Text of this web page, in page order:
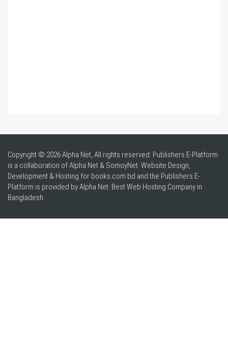
Copyright © 2026 Alpha Net, All rights reserved. Publishers E-Platform
is a collaboration of Alpha Net & SomoyNet. Website Design,
Development & Hosting for books.com.bd and the Publishers E-
Platform is provided by Alpha Net. BestWeb Hosting Company in
Bangladesh.